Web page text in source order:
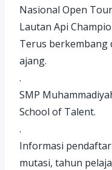
Nasional Open
Lautan Api
Terus berkembang
ajang.
.
SMP
School of Talent.
.
Informasi
mutasi, tahun